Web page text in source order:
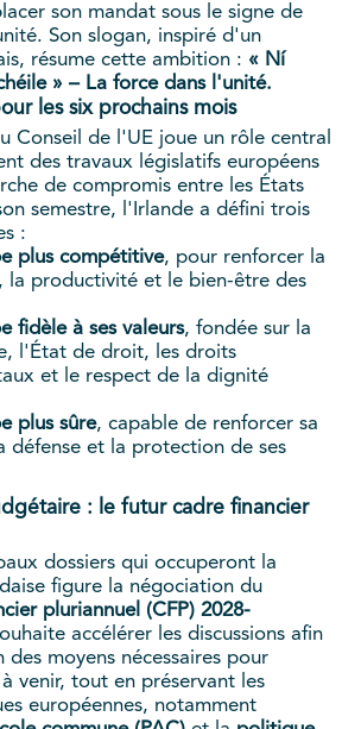
son mandat sous le signe de
Son slogan, inspiré d'un
résume cette ambition : « Ní
» – La force dans l'unité.
les six prochains mois
Conseil de l'UE joue un rôle central
des travaux législatifs européens
de compromis entre les États
semestre, l'Irlande a défini trois
:
plus compétitive, pour renforcer la
la productivité et le bien-être des
fidèle à ses valeurs, fondée sur la
l'État de droit, les droits
et le respect de la dignité
plus sûre, capable de renforcer sa
défense et la protection de ses
: le futur cadre financier
dossiers qui occuperont la
figure la négociation du
pluriannuel (CFP) 2028-
accélérer les discussions afin
moyens nécessaires pour
venir, tout en préservant les
européennes, notamment